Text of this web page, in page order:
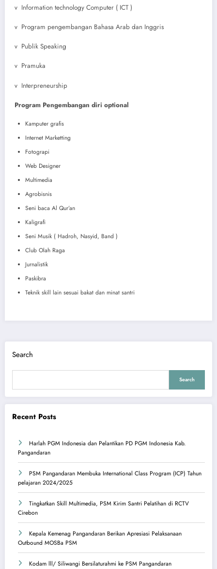
v Information technology Computer ( ICT )
v Program pengembangan Bahasa Arab dan Inggris
v Publik Speaking
v Pramuka
v Interpreneurship
Program Pengembangan diri optional
Kamputer grafis
Internet Marketting
Fotograpi
Web Designer
Multimedia
Agrobisnis
Seni baca Al Qur’an
Kaligrafi
Seni Musik ( Hadroh, Nasyid, Band )
Club Olah Raga
Jurnalistik
Paskibra
Teknik skill lain sesuai bakat dan minat santri
Search
Search
Recent Posts
Harlah PGM Indonesia dan Pelantikan PD PGM Indonesia Kab.
Pangandaran
PSM Pangandaran Membuka International Class Program (ICP) Tahun
pelajaran 2024/2025
Tingkatkan Skill Multimedia, PSM Kirim Santri Pelatihan di RCTV
Cirebon
Kepala Kemenag Pangandaran Berikan Apresiasi Pelaksanaan
Outbound MOSBa PSM
Kodam lll/ Siliwangi Bersilaturahmi ke PSM Pangandaran